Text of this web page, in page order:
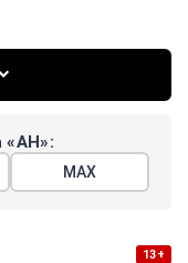
«АН»:
МАХ
13+